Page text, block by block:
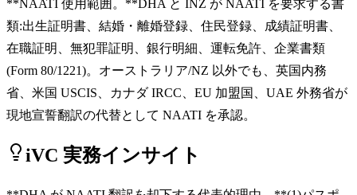
**NAATI 使用範囲。**DHA と INZ が NAATI を要求する書
類:出生証明書、結婚・離婚登録、住民登録、成績証明書、
在職証明、無犯罪証明、銀行明細、運転免許、企業書類
(Form 80/1221)。オーストラリア/NZ 以外でも、英国内務
省、米国 USCIS、カナダ IRCC、EU 加盟国、UAE 外務省が
現地宣誓翻訳の代替として NAATI を承認。
iVC 実務インサイト